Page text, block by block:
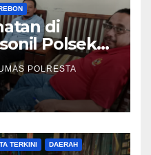
di
Polsek
Cirebon
POLRESTA
TERKINI DAERAH